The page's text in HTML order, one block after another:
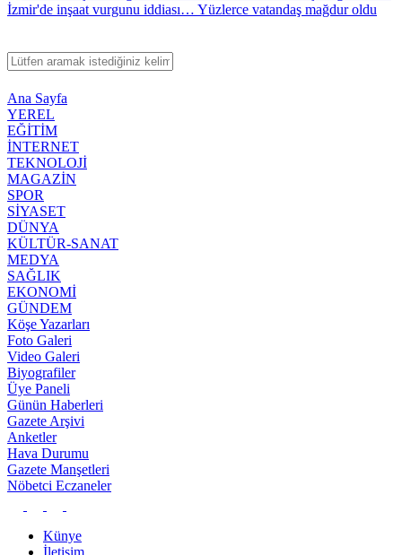
İzmir'de inşaat vurgunu iddiası… Yüzlerce vatandaş mağdur oldu
Ana Sayfa
YEREL
EĞİTİM
İNTERNET
TEKNOLOJİ
MAGAZİN
SPOR
SİYASET
DÜNYA
KÜLTÜR-SANAT
MEDYA
SAĞLIK
EKONOMİ
GÜNDEM
Köşe Yazarları
Foto Galeri
Video Galeri
Biyografiler
Üye Paneli
Günün Haberleri
Gazete Arşivi
Anketler
Hava Durumu
Gazete Manşetleri
Nöbetci Eczaneler
Künye
İletişim